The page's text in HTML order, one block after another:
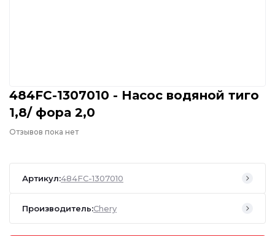
484FC-1307010 - Насос водяной тиго
1,8/ фора 2,0
Отзывов пока нет
Артикул:484FC-1307010
Производитель:Chery